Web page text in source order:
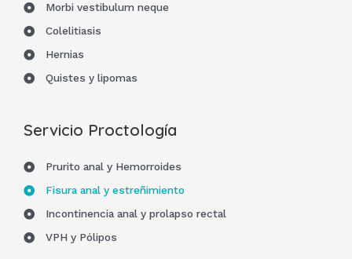
Morbi vestibulum neque
Colelitiasis
Hernias
Quistes y lipomas
Servicio Proctología
Prurito anal y Hemorroides
Fisura anal y estreñimiento
Incontinencia anal y prolapso rectal
VPH y Pólipos